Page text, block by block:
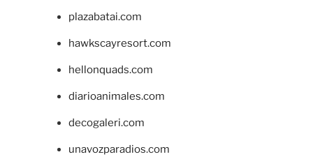
plazabatai.com
hawkscayresort.com
hellonquads.com
diarioanimales.com
decogaleri.com
unavozparadios.com